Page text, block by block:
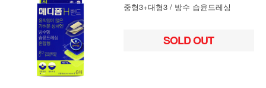
중형3+대형3 / 방수 습윤드레싱
SOLD OUT